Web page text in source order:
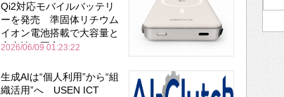
Qi2対応モバイルバッテリ
ーを発売 準固体リチウム
イオン電池搭載で大容量と
安全性を両立
2026/06/09 01:23:22
生成AIは“個人利用”から“組
織活用”へ USEN ICT